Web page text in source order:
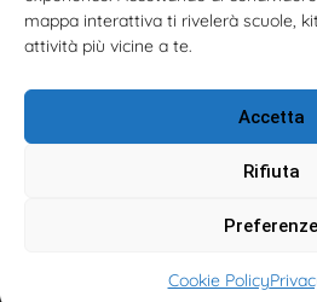
mappa interattiva ti rivelerà scuole,
attività più vicine a te.
Accetta
Rifiuta
Preferenze
Cookie Policy
Kitesurfing powered by